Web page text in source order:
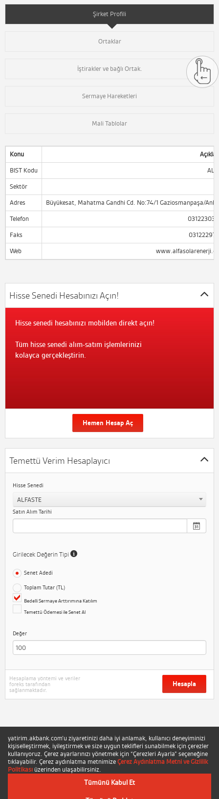
Şirket Profili
Ortaklar
İştirakler ve bağlı Ortak.
Sermaye Hareketleri
Mali Tablolar
Konu
BIST Kodu
Sektör
Adres Büyükesat, Mahatma Gandhi Cd. No:74/1 Gaziosmanpaşa/
Telefon
Faks
Web
Hisse Senedi Hesabınızı Açın!
Hisse senedi hesabınızı mobilden direkt açın!
Tüm hisse senedi alım-satım işlemlerinizi
kolayca gerçekleştirin.
Hemen Hesap Aç
Temettü Verim Hesaplayıcı
Hisse Senedi
ALFASTE
Satın Alım Tarihi
Girilecek Değerin Tipi
Senet Adedi
Toplam Tutar (TL)
Bedelli Sermaye Arttırımına Katılım
Temettü Ödemesi ile Senet Al
Değer
Hesaplama yöntemi ve veriler
foreks tarafından
sağlanmaktadır.
Hesapla